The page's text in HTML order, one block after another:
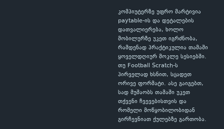
კომპიუტერზე უფრო მარტივია
paytable-ის და დეტალების
დათვალიერება, ხოლო
მობილურზე უკეთ იგრძნობა,
რამდენად პრაქტიკულია თამაში
ყოველდღიურ მოკლე სესიებში.
თუ Football Scratch-ს
პირველად ხსნით, სცადეთ
ორივე ფორმატი. ასე გაიგებთ,
სად მუშაობს თამაში უკეთ
თქვენი ჩვევებისთვის და
რომელი მოწყობილობიდან
გირჩევნიათ ქულებზე გართობა.